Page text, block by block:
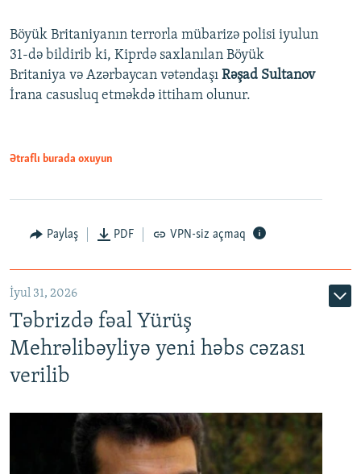
Böyük Britaniyanın terrorla mübarizə polisi iyulun
31-də bildirib ki, Kiprdə saxlanılan Böyük
Britaniya və Azərbaycan vətəndaşı Rəşad Sultanov
İrana casusluq etməkdə ittiham olunur.
Ətraflı burada oxuyun
Paylaş PDF VPN-siz açmaq
İyul 31, 2026
Təbrizdə fəal Yürüş
Mehrəlibəyliyə yeni həbs cəzası
verilib